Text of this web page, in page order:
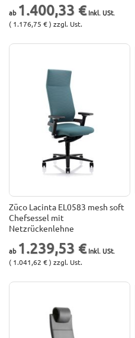
1.400,33 €
( 1.176,75 € ) zzgl. Ust.
Züco Lacinta EL0583 mesh soft
Chefsessel mit
Netzrückenlehne
1.239,53 €
( 1.041,62 € ) zzgl. Ust.